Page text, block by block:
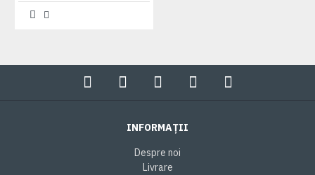
INFORMAȚII
Despre noi
Livrare